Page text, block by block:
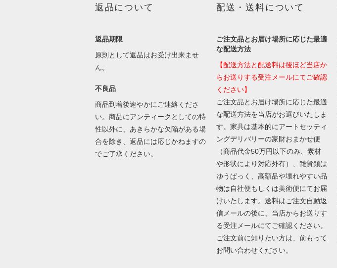
返品について
返品期限
原則として返品はお受け出来ませ
ん。
不良品
商品到着後速やかにご連絡くださ
い。商品にアンティークとしての特
性以外に、あきらかな欠陥がある場
合を除き、返品には応じかねますの
でご了承ください。
配送・送料について
ご注文品とお届け場所に応じた最適
な配送方法
【配送方法と配送料は後ほど当店か
らお送りする受注メールにてご確認
ください】
ご注文品とお届け場所に応じた最適
な配送方法を当店がお選びいたしま
す。家具は基本的にアートセッティ
ングデリバリーの家財おまかせ便
（商品代金50万円以下のみ、素材
や形状により対応外有）、雑貨類は
ゆうぱっく、高額品や壊れやすい品
物は自社便もしくは美術便にてお届
けいたします。送料はご注文自動返
信メールの後に、当店からお送りす
る受注メールにてご確認ください。
ご注文前に知りたい方は、前もって
お問い合わせください。